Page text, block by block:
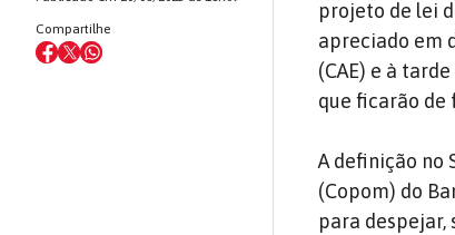
Compartilhe
projeto de lei
apreciado em
(CAE) e à
que ficarão de
A definição no
(Copom) do
para despejar,